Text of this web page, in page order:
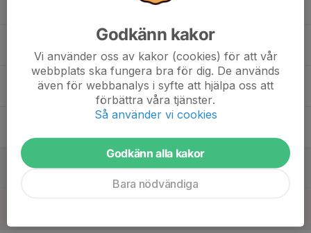
20
Godkänn kakor
Vi använder oss av kakor (cookies) för att vår
webbplats ska fungera bra för dig. De används
även för webbanalys i syfte att hjälpa oss att
förbättra våra tjänster.
Så använder vi cookies
Godkänn alla kakor
Bara nödvändiga